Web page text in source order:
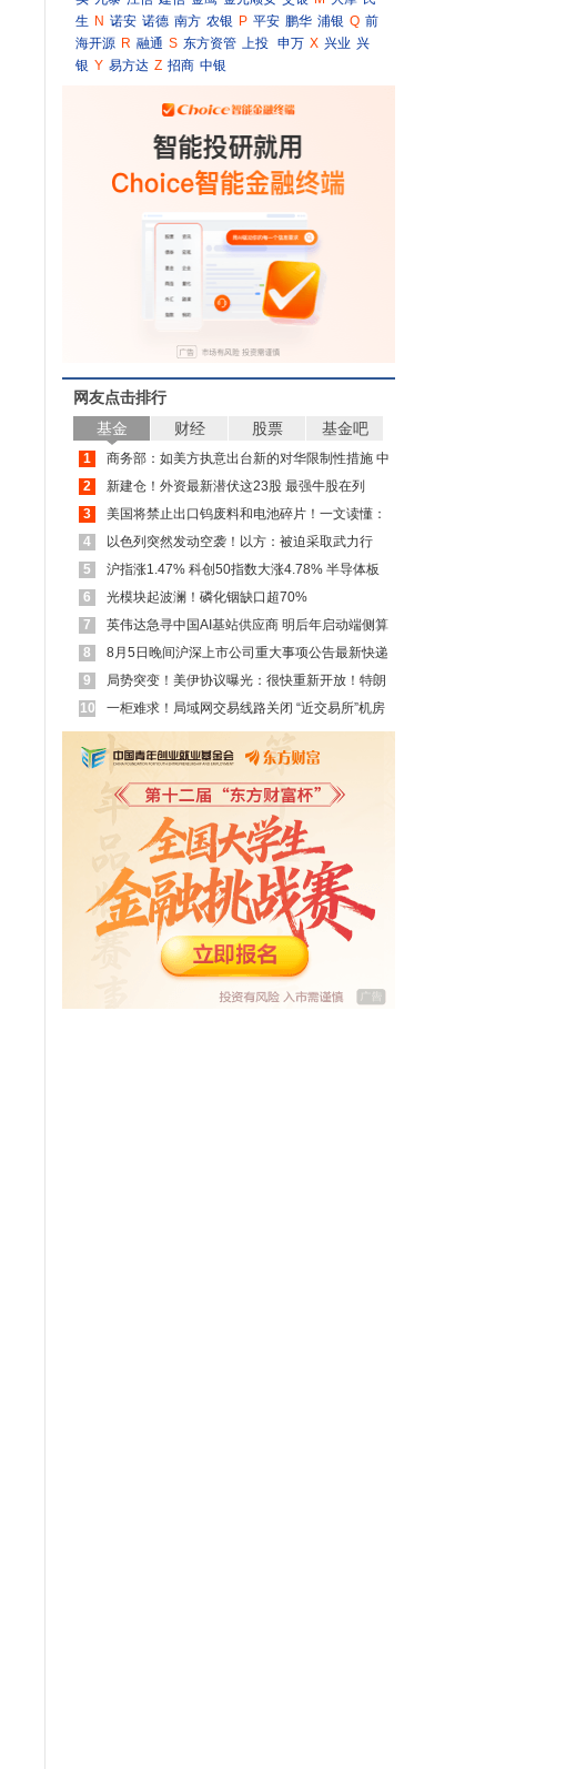
生 N 诺安 诺德 南方 农银 P 平安 鹏华 浦银 Q 前
海开源 R 融通 S 东方资管 上投 申万 X 兴业 兴
银 Y 易方达 Z 招商 中银
网友点击排行
基金
财经 股票 基金吧
1
商务部：如美方执意出台新的对华限制性措施 中
方将进一步反制
2
新建仓！外资最新潜伏这23股 最强牛股在列
3
美国将禁止出口钨废料和电池碎片！一文读懂：
影响几何？
4
以色列突然发动空袭！以方：被迫采取武力行
动！内塔尼亚胡“叫板”特朗普
5
沪指涨1.47% 科创50指数大涨4.78% 半导体板
块爆发
6
光模块起波澜！磷化铟缺口超70%
7
英伟达急寻中国AI基站供应商 明后年启动端侧算
力组网
8
8月5日晚间沪深上市公司重大事项公告最新快递
9
局势突变！美伊协议曝光：很快重新开放！特朗
普发出威胁 美军表态
10
一柜难求！局域网交易线路关闭 “近交易所”机房
租金暴涨